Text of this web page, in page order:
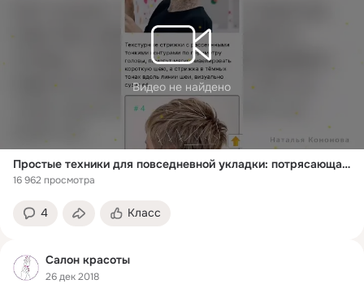
Видео не найдено
Простые техники для повседневной укладки: потрясающая укладка на бигуди-липучки
16 962 просмотра
4 Класс
Салон красоты
26 дек 2018